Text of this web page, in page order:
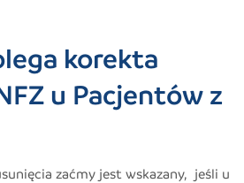
korekta
u Pacjentów z
zaćmy jest wskazany, jeśli u